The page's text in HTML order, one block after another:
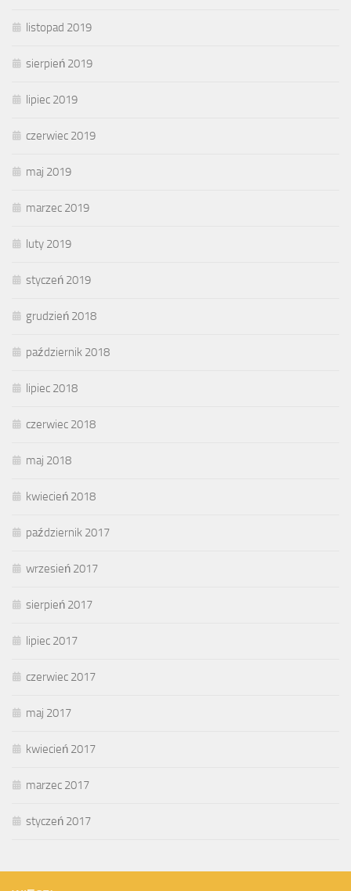
listopad 2019
sierpień 2019
lipiec 2019
czerwiec 2019
maj 2019
marzec 2019
luty 2019
styczeń 2019
grudzień 2018
październik 2018
lipiec 2018
czerwiec 2018
maj 2018
kwiecień 2018
październik 2017
wrzesień 2017
sierpień 2017
lipiec 2017
czerwiec 2017
maj 2017
kwiecień 2017
marzec 2017
styczeń 2017